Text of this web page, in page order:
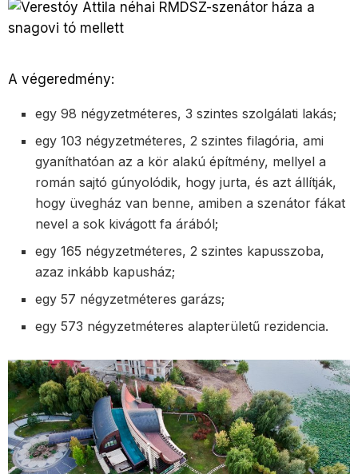
A végeredmény:
egy 98 négyzetméteres, 3 szintes szolgálati lakás;
egy 103 négyzetméteres, 2 szintes filagória, ami
gyaníthatóan az a kör alakú építmény, mellyel a
román sajtó gúnyolódik, hogy jurta, és azt állítják,
hogy üvegház van benne, amiben a szenátor fákat
nevel a sok kivágott fa árából;
egy 165 négyzetméteres, 2 szintes kapusszoba,
azaz inkább kapusház;
egy 57 négyzetméteres garázs;
egy 573 négyzetméteres alapterületű rezidencia.